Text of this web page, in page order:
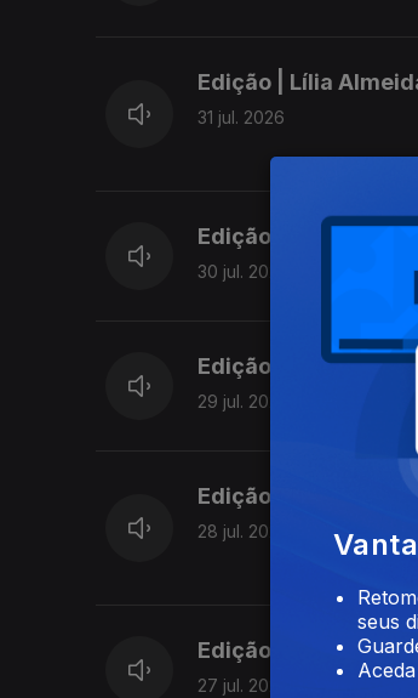
Edição | Lília
31 jul. 2026
Edição | Lília
30 jul. 2026
Edição | Lília Almeida
29 jul. 2026
Edição | Lília
28 jul. 2026
Edição | Lília
27 jul. 2026
seus